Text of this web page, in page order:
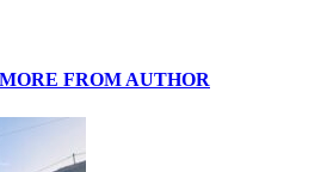
MORE FROM AUTHOR